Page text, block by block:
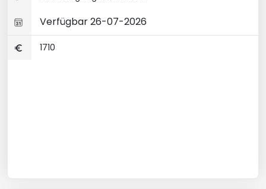
Verfügbar 26-07-2026
1710